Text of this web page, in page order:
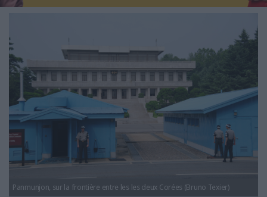
LES DOSSIERS
LES NEWSLETTERS
LE MAGAZINE
LES GUIDES PRATIQUES
LES BASES DE DONNÉES
L'ESPACE EMPLOI
L'ANNUAIRE DES ACTEURS
Panmunjon, sur la frontière entre les les deux Corées (Bruno Texier)